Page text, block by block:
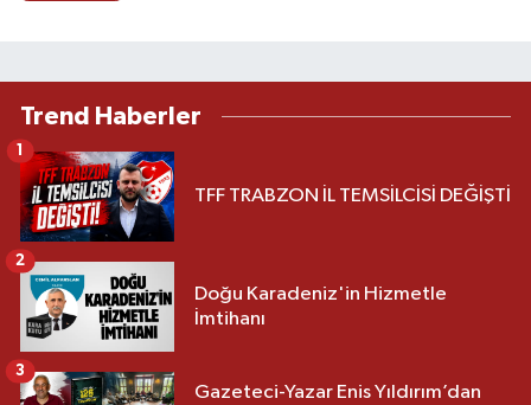
Trend Haberler
TFF TRABZON İL TEMSİLCİSİ DEĞİŞTİ
1
Doğu Karadeniz'in Hizmetle
İmtihanı
2
Gazeteci-Yazar Enis Yıldırım’dan
3